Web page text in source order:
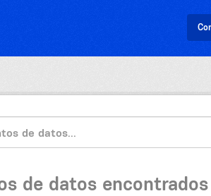
de datos encontrados